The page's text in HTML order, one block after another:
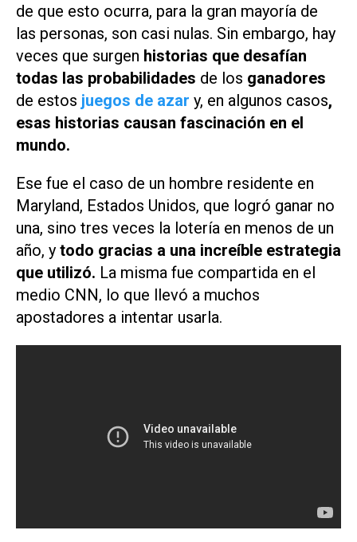
de que esto ocurra, para la gran mayoría de
las personas, son casi nulas. Sin embargo, hay
veces que surgen historias que desafían
todas las probabilidades de los ganadores
de estos juegos de azar y, en algunos casos,
esas historias causan fascinación en el
mundo.
Ese fue el caso de un hombre residente en
Maryland, Estados Unidos, que logró ganar no
una, sino tres veces la lotería en menos de un
año, y todo gracias a una increíble estrategia
que utilizó. La misma fue compartida en el
medio CNN, lo que llevó a muchos
apostadores a intentar usarla.